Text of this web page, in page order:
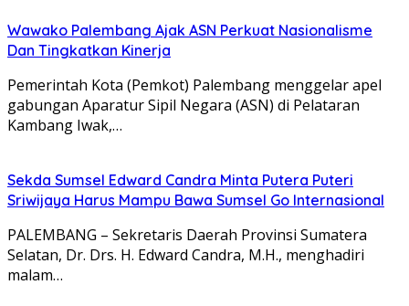
Wawako Palembang Ajak ASN Perkuat Nasionalisme
Dan Tingkatkan Kinerja
Pemerintah Kota (Pemkot) Palembang menggelar apel
gabungan Aparatur Sipil Negara (ASN) di Pelataran
Kambang Iwak,…
Sekda Sumsel Edward Candra Minta Putera Puteri
Sriwijaya Harus Mampu Bawa Sumsel Go Internasional
PALEMBANG – Sekretaris Daerah Provinsi Sumatera
Selatan, Dr. Drs. H. Edward Candra, M.H., menghadiri
malam…